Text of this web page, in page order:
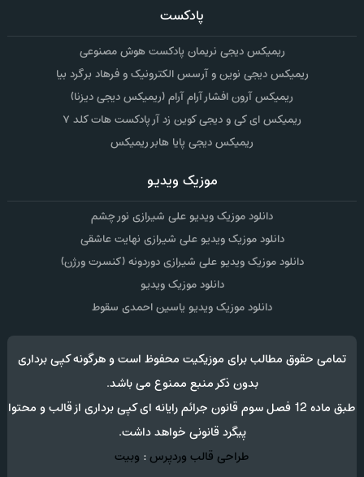
پادکست
ریمیکس دیجی نریمان پادکست هوش مصنوعی
ریمیکس دیجی نوین و آرسس الکترونیک و فرهاد برگرد بیا
ریمیکس آرون افشار آرام آرام (ریمیکس دیجی دیزنا)
ریمیکس ای کی و دیجی کوین زد آر پادکست هات کلد ۷
ریمیکس دیجی پایا هابر ریمیکس
موزیک ویدیو
دانلود موزیک ویدیو علی شیرازی نور چشم
دانلود موزیک ویدیو علی شیرازی نهایت عاشقی
دانلود موزیک ویدیو علی شیرازی دوردونه (کنسرت ورژن)
دانلود موزیک ویدیو
دانلود موزیک ویدیو یاسین احمدی سقوط
تمامی حقوق مطالب برای موزیکیت محفوظ است و هرگونه کپی برداری
بدون ذکر منبع ممنوع می باشد.
طبق ماده 12 فصل سوم قانون جرائم رایانه ای کپی برداری از قالب و محتوا
پیگرد قانونی خواهد داشت.
طراحی قالب وردپرس: وبیت